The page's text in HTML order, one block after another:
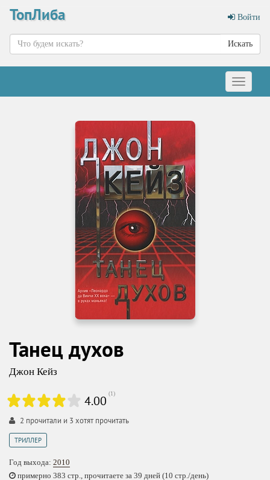
ТопЛиба Войти
Искать
Меню
Танец духов
Джон Кейз
4.00 (1)
2 прочитали и 3 хотят прочитать
ТРИЛЛЕР
Год выхода: 2010
примерно 383 стр., прочитаете за 39 дней (10 стр./день)